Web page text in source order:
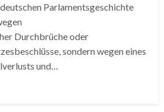
Parlamentsgeschichte
Durchbrüche oder
sondern wegen eines
und…